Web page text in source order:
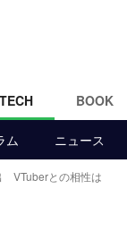
TECH BOOK
ム ニュース
VTuberとの相性は